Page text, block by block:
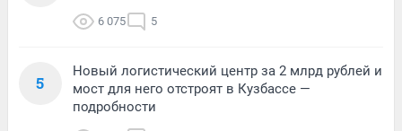
6 075 5
5
Новый логистический центр за 2 млрд рублей и
мост для него отстроят в Кузбассе —
подробности